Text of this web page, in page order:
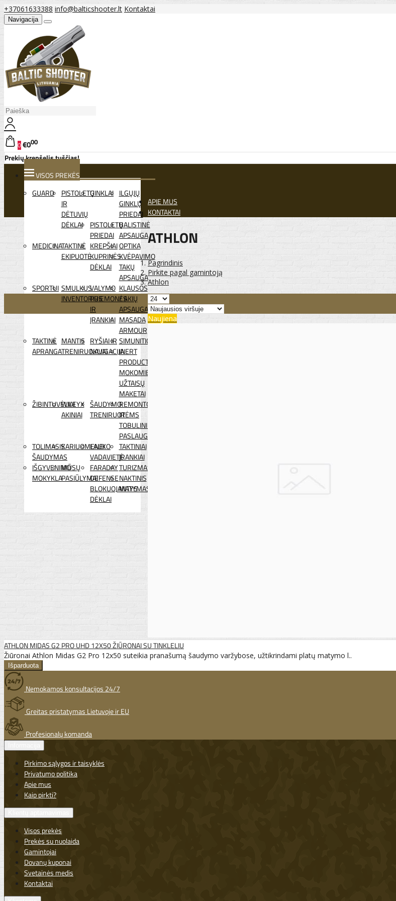
+37061633388 info@balticshooter.lt Kontaktai
Navigacija
0€000
Prekių krepšelis tuščias!
VISOS PREKĖS
GUARD
PISTOLETŲ
IR
DĖTUVIŲ
DĖKLAI
GINKLAI ILGŲJŲ
GINKLŲ
PRIEDAI
PISTOLETŲ
PRIEDAI
BALISTINĖ
APSAUGA
MEDICINATAKTINĖ
EKIPUOTĖ
KREPŠIAI
KUPRINĖS
DĖKLAI
OPTIKA
KVĖPAVIMO
TAKŲ
APSAUGA
SPORTUI SMULKUS
INVENTORIUS
VALYMO
PRIEMONĖS
IR
ĮRANKIAI
KLAUSOS
/ AKIŲ
APSAUGA
MASADA
ARMOUR
TAKTINĖ
APRANGA
MANTIS
TRENIRUOKLIAI
RYŠIAI IR
NAVIGACIJA
SIMUNITION
INERT
PRODUCTS
MOKOMIEJI
UŽTAISŲ
MAKETAI
ŽIBINTUVĖLIAI
WILEYX
AKINIAI
ŠAUDYMO
TRENIRUOTĖMS
REMONTO
IR
TOBULINIMO
PASLAUGOS
TOLIMASIS
ŠAUDYMAS
KARIUOMENEI
LAUKO
VADAVIETĖ
TAKTINIAI
ĮRANKIAI
IŠGYVENIMO
MOKYKLA
MŪSŲ
PASIŪLYMAI
FARADAY
DEFENSE
BLOKUOJANTYS
DĖKLAI
TURIZMAS
NAKTINIS
MATYMAS
APIE MUS
KONTAKTAI
ATHLON
Pagrindinis
Pirkite pagal gamintoją
Athlon
Naujiena
ATHLON MIDAS G2 PRO UHD 12X50 ŽIŪRONAI SU TINKLELIU
Žiūronai Athlon Midas G2 Pro 12x50 suteikia pranašumą šaudymo varžybose, užtikrindami platų matymo l..
Nemokamos konsultacijos 24/7
Greitas pristatymas Lietuvoje ir EU
Profesionalų komanda
Pirkimo sąlygos ir taisyklės
Privatumo politika
Apie mus
Kaip pirkti?
Visos prekės
Prekės su nuolaida
Gamintojai
Dovanų kuponai
Svetainės medis
Kontaktai